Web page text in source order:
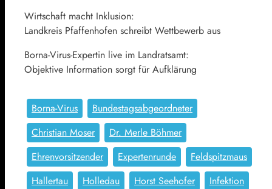
Wirtschaft macht Inklusion:
Landkreis Pfaffenhofen schreibt Wettbewerb aus
Borna-Virus-Expertin live im Landratsamt:
Objektive Information sorgt für Aufklärung
Borna-Virus
Bundestagsabgeordneter
Christian Moser
Dr. Merle Böhmer
Ehrenvorsitzender
Expertenrunde
Feldspitzmaus
Hallertau
Holledau Horst Seehofer
Infektion